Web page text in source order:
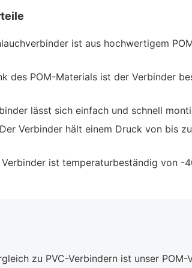
ist aus hochwertigem
des POM-Materials ist der Verbinder
lässt sich einfach und schnell
Der Verbinder hält einem Druck von bis
Verbinder ist temperaturbeständig von -
zu PVC-Verbindern ist unser